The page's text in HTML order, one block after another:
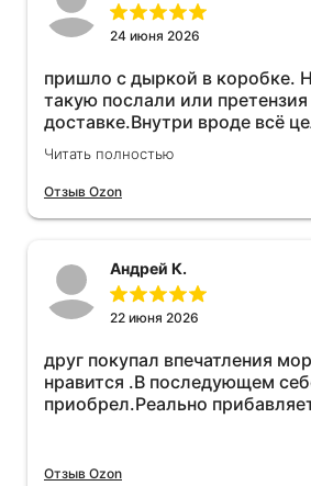
24 июня 2026
пришло с дыркой в коробке.
такую послали или претензия
доставке.Внутри вроде всё
раза установить не
может интернет дурит.
упаковку с дыркой.Как
всё установилось по работе
дополню позже ещё не проехал 120
км.Дополняю после пробега
более энергичный расход не
увеличился.Всем рекомендую
Читать полностью
Отзыв Ozon
Андрей К.
22 июня 2026
друг покупал впечатления
нравится .В последующем
приобрел.Реально
Отзыв Ozon